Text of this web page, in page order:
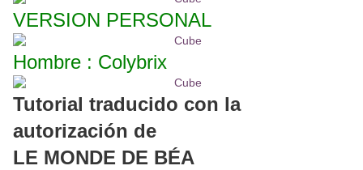
VERSION PERSONAL
Hombre : Colybrix
Tutorial traducido con la
autorización de
LE MONDE DE BÉA